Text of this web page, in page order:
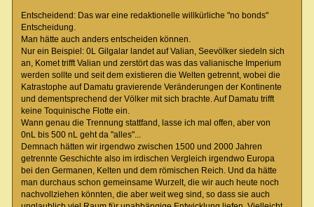
Entscheidend: Das war eine redaktionelle willkürliche "no bonds"
Entscheidung.
Man hätte auch anders entscheiden können.
Nur ein Beispiel: 0L Gilgalar landet auf Valian, Seevölker siedeln sich
an, Komet trifft Valian und zerstört das was das valianische Imperium
werden sollte und seit dem existieren die Welten getrennt, wobei die
Katrastophe auf Damatu gravierende Veränderungen der Kontinente
und dementsprechend der Völker mit sich brachte. Auf Damatu trifft
keine Toquinische Flotte ein.
Wann genau die Trennung stattfand, lasse ich mal offen, aber von
0nL bis 500 nL geht da "alles"...
Demnach hätten wir irgendwo zwischen 1500 und 2000 Jahren
getrennte Geschichte also im irdischen Vergleich irgendwo Europa
bei den Germanen, Kelten und dem römischen Reich. Und da hätte
man durchaus schon gemeinsame Wurzelt, die wir auch heute noch
nachvollziehen könnten, die aber weit weg sind, so dass sie auch